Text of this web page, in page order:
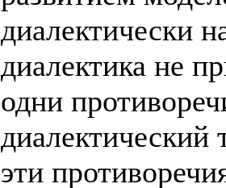
диалектически
диалектика не
одни
диалектический
эти